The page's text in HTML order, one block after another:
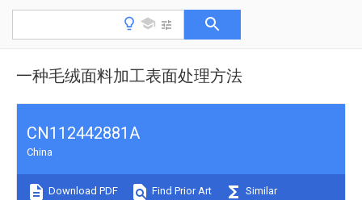
一种毛绒面料加工表面处理方法
CN112442881A
China
Download PDF Find Prior Art Similar